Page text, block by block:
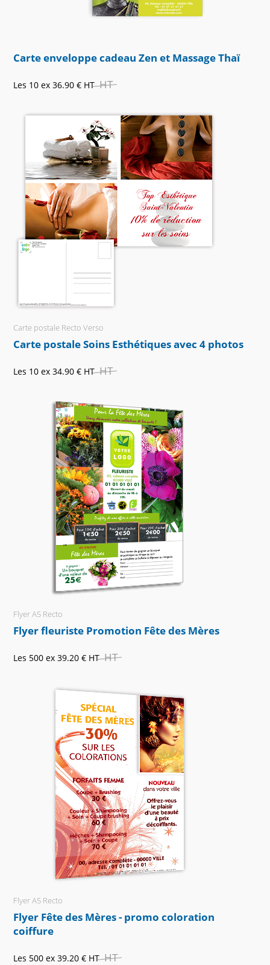
Carte enveloppe cadeau Zen et Massage Thaï
Les 10 ex 36.90 € HT HT
Carte postale Recto Verso
Carte postale Soins Esthétiques avec 4 photos
Les 10 ex 34.90 € HT HT
Flyer A5 Recto
Flyer fleuriste Promotion Fête des Mères
Les 500 ex 39.20 € HT HT
Flyer A5 Recto
Flyer Fête des Mères - promo coloration
coiffure
Les 500 ex 39.20 € HT HT